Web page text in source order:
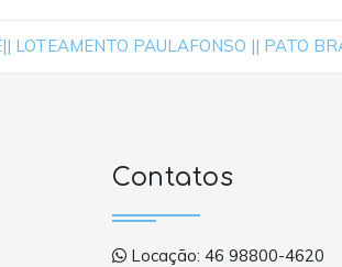
LOTEAMENTO PAULAFONSO || PATO
Contatos
Locação: 46 98800-4620